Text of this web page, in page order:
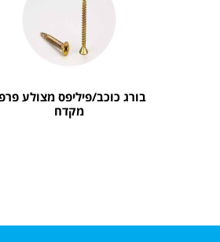
בורג כוכב/פיליפס מצולע
מקדח